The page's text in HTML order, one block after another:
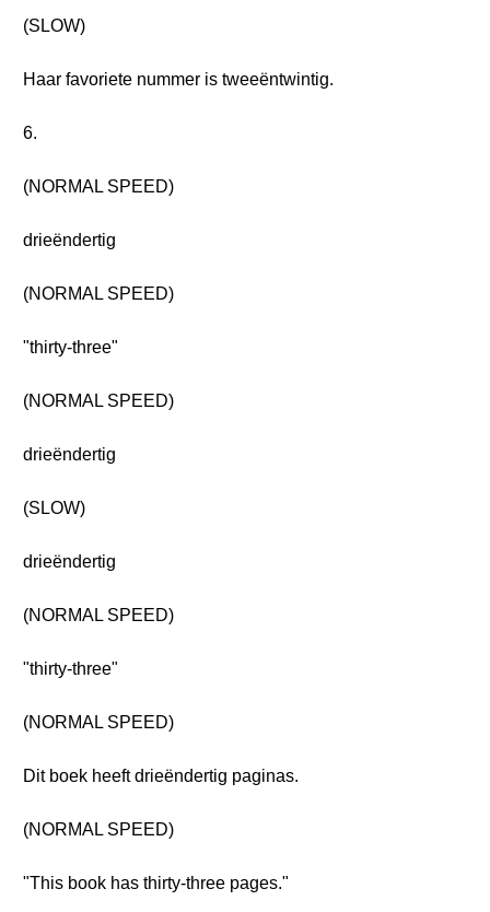
(SLOW)
Haar favoriete nummer is tweeëntwintig.
6.
(NORMAL SPEED)
drieëndertig
(NORMAL SPEED)
"thirty-three"
(NORMAL SPEED)
drieëndertig
(SLOW)
drieëndertig
(NORMAL SPEED)
"thirty-three"
(NORMAL SPEED)
Dit boek heeft drieëndertig paginas.
(NORMAL SPEED)
"This book has thirty-three pages."